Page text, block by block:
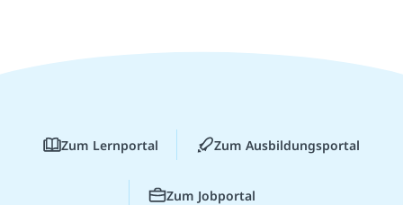
Zum Lernportal Zum Ausbildungsportal
Zum Jobportal